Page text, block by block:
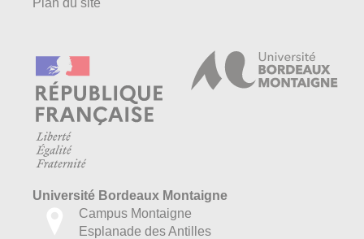
Plan du site
Université Bordeaux Montaigne
Campus Montaigne
Esplanade des Antilles